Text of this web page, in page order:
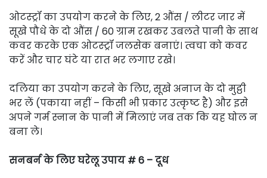
ओटस्ट्रॉ का उपयोग करने के लिए, 2 औंस / लीटर जार में
सूखे पौधे के दो औंस / 60 ग्राम रखकर उबलते पानी के साथ
कवर करके एक ओटस्ट्रॉ जलसेक बनाएं। त्वचा को कवर
करें और चार घंटे या रात भर लगाए रखे।
दलिया का उपयोग करने के लिए, सूखे अनाज के दो मुट्ठी
भर लें (पकाया नहीं – किसी भी प्रकार उत्कृष्ट है) और इसे
अपने गर्म स्नान के पानी में मिलाएं जब तक कि यह घोल न
बना ले।
सनबर्न के लिए घरेलू उपाय # 6 – दूध